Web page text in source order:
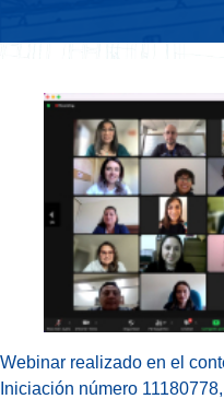
Webinar realizado en el
Iniciación número